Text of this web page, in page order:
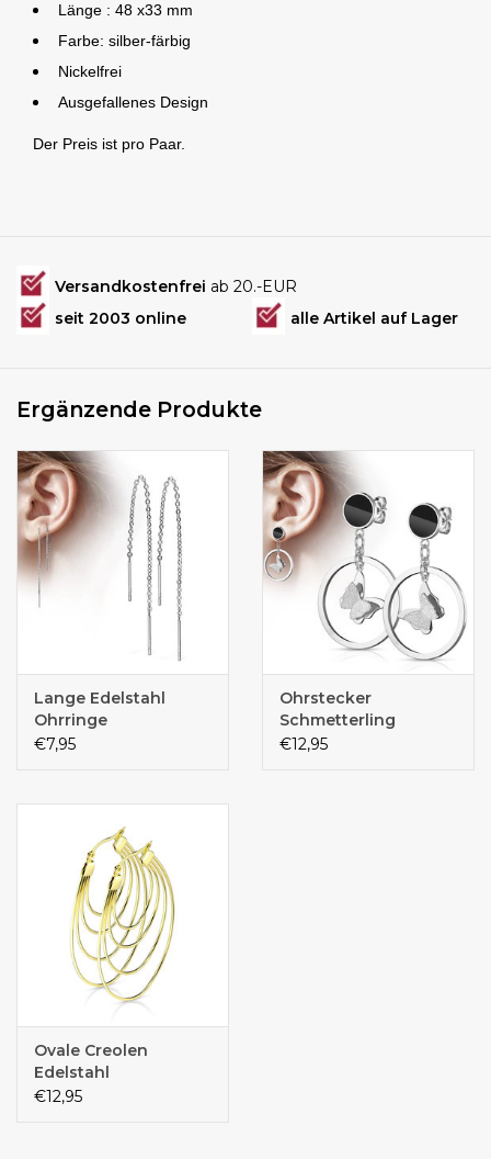
Länge : 48 x33 mm
Farbe: silber-färbig
Nickelfrei
Ausgefallenes Design
Der Preis ist pro Paar.
Versandkostenfrei ab 20.-EUR
seit 2003 online
alle Artikel auf Lager
Ergänzende Produkte
Lange Edelstahl
Ohrringe
€7,95
Ohrstecker
Schmetterling
Edelstahl
€12,95
Ovale Creolen
Edelstahl
€12,95